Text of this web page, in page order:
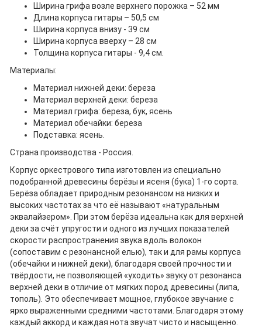
Ширина грифа возле верхнего порожка – 52 мм
Длина корпуса гитары – 50,5 см
Ширина корпуса внизу - 39 см
Ширина корпуса вверху – 28 см
Толщина корпуса гитары - 9,4 см.
Материалы:
Материал нижней деки: береза
Материал верхней деки: береза
Материал грифа: береза, бук, ясень
Материал обечайки: береза
Подставка: ясень.
Страна производства - Россия.
Корпус оркестрового типа изготовлен из специально
подобранной древесины берёзы и ясеня (бука) 1-го сорта.
Берёза обладает природным резонансом на низких и
высоких частотах за что её называют «натуральным
эквалайзером». При этом берёза идеальна как для верхней
деки за счёт упругости и одного из лучших показателей
скорости распространения звука вдоль волокон
(сопоставим с резонансной елью), так и для рамы корпуса
(обечайки и нижней деки), благодаря своей прочности и
твёрдости, не позволяющей «уходить» звуку от резонанса
верхней деки в отличие от мягких пород древесины (липа,
тополь). Это обеспечивает мощное, глубокое звучание с
ярко выраженными средними частотами. Благодаря этому
каждый аккорд и каждая нота звучат чисто и насыщенно.